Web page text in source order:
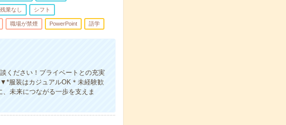
残業なし シフト
職場が禁煙 PowerPoint 語学
ください！プライベートとの充実
服装はカジュアルOK＊未経験歓
未来につながる一歩を支えま